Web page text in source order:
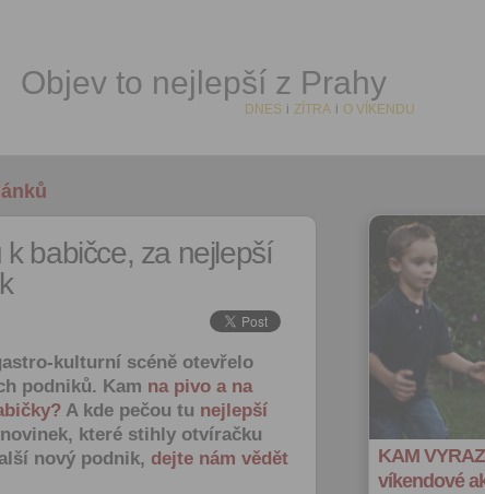
Objev to nejlepší z Prahy
DNES i ZÍTRA i O VÍKENDU
babičce, za nejlepší
kulturní scéně otevřelo
podniků. Kam na pivo a na
A kde pečou tu nejlepší
které stihly otvíračku
nový podnik, dejte nám vědět
KAM
víkendové